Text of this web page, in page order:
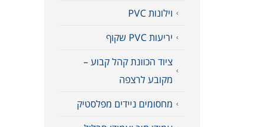
וילונות PVC
יריעות PVC שקוף
ציוד הכוונת קהל קבוע –
מקובע לרצפה
מחסומים ניידים מפלסטיק